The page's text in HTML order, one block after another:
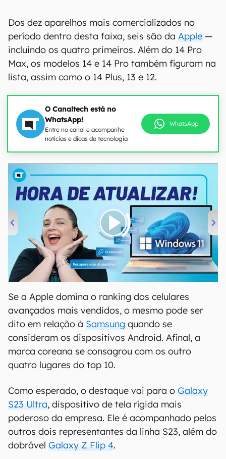
Dos dez aparelhos mais comercializados no
período dentro desta faixa, seis são da Apple —
incluindo os quatro primeiros. Além do 14 Pro
Max, os modelos 14 e 14 Pro também figuram na
lista, assim como o 14 Plus, 13 e 12.
O Canaltech está no
WhatsApp!
Entre no canal e acompanhe
notícias e dicas de tecnologia
WhatsApp
00:00 04:52
Se a Apple domina o ranking dos celulares
avançados mais vendidos, o mesmo pode ser
dito em relação à Samsung quando se
consideram os dispositivos Android. Afinal, a
marca coreana se consagrou com os outro
quatro lugares do top 10.
Como esperado, o destaque vai para o Galaxy
S23 Ultra, dispositivo de tela rígida mais
poderoso da empresa. Ele é acompanhado pelos
outros dois representantes da linha S23, além do
dobrável Galaxy Z Flip 4.